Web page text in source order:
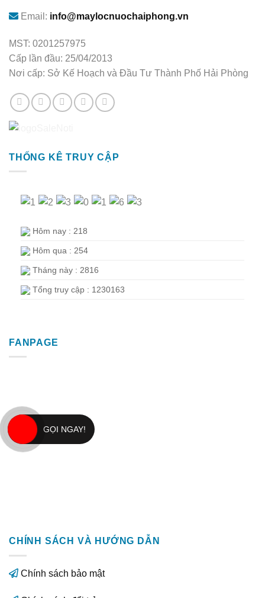
Email: info@maylocnuochaiphong.vn
MST: 0201257975
Cấp lần đầu: 25/04/2013
Nơi cấp: Sở Kế Hoạch và Đầu Tư Thành Phố Hải Phòng
THỐNG KÊ TRUY CẬP
Hôm nay : 218
Hôm qua : 254
Tháng này : 2816
Tổng truy cập : 1230163
FANPAGE
CHÍNH SÁCH VÀ HƯỚNG DẪN
Chính sách bảo mật
GỌI NGAY!